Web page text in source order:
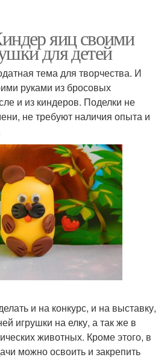
яиц своими
для детей
тема для творчества. И
руками из бросовых
и из киндеров. Поделки не
не требуют наличия опыта и
и на конкурс, и на выставку,
игрушки на елку, а так же в
животных. Кроме этого, в
можно освоить и закрепить